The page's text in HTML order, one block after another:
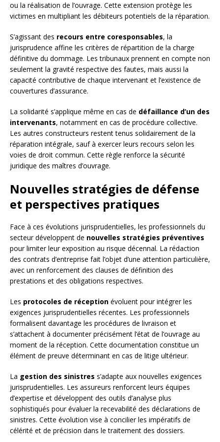
ou la réalisation de l’ouvrage. Cette extension protège les
victimes en multipliant les débiteurs potentiels de la réparation.
S’agissant des recours entre coresponsables, la
jurisprudence affine les critères de répartition de la charge
définitive du dommage. Les tribunaux prennent en compte non
seulement la gravité respective des fautes, mais aussi la
capacité contributive de chaque intervenant et l’existence de
couvertures d’assurance.
La solidarité s’applique même en cas de défaillance d’un des
intervenants, notamment en cas de procédure collective.
Les autres constructeurs restent tenus solidairement de la
réparation intégrale, sauf à exercer leurs recours selon les
voies de droit commun. Cette règle renforce la sécurité
juridique des maîtres d’ouvrage.
Nouvelles stratégies de défense
et perspectives pratiques
Face à ces évolutions jurisprudentielles, les professionnels du
secteur développent de nouvelles stratégies préventives
pour limiter leur exposition au risque décennal. La rédaction
des contrats d’entreprise fait l’objet d’une attention particulière,
avec un renforcement des clauses de définition des
prestations et des obligations respectives.
Les protocoles de réception évoluent pour intégrer les
exigences jurisprudentielles récentes. Les professionnels
formalisent davantage les procédures de livraison et
s’attachent à documenter précisément l’état de l’ouvrage au
moment de la réception. Cette documentation constitue un
élément de preuve déterminant en cas de litige ultérieur.
La gestion des sinistres s’adapte aux nouvelles exigences
jurisprudentielles. Les assureurs renforcent leurs équipes
d’expertise et développent des outils d’analyse plus
sophistiqués pour évaluer la recevabilité des déclarations de
sinistres. Cette évolution vise à concilier les impératifs de
célérité et de précision dans le traitement des dossiers.